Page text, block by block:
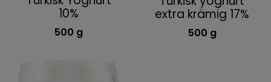
10%
500 g
extra krämig 17%
500 g